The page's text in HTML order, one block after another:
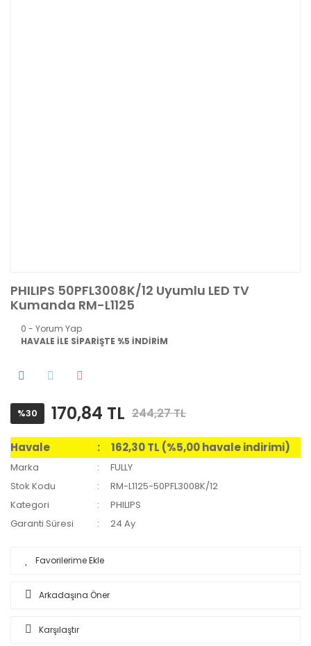
PHILIPS 50PFL3008K/12 Uyumlu LED TV
Kumanda RM-L1125
0 - Yorum Yap
HAVALE İLE SİPARİŞTE %5 İNDİRİM
%30 170,84 TL 244,27 TL
Havale 162,30 TL (%5,00 havale indirimi)
Marka
FULLY
Stok Kodu
RM-L1125-50PFL3008K/12
Kategori
PHILIPS
Garanti Süresi
24 Ay
Arkadaşına Öner
Karşılaştır